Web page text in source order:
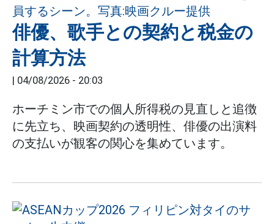
俳優、歌手との契約と税金の
計算方法
| 04/08/2026 - 20:03
ホーチミン市での個人所得税の見直しと追徴
に先立ち、映画契約の透明性、俳優の出演料
の支払いが観客の関心を集めています。